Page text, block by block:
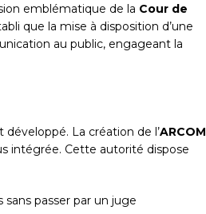
emblématique de la Cour de
que la mise à disposition d’une
au public, engageant la
développé. La création de l’ARCOM
intégrée. Cette autorité dispose
passer par un juge